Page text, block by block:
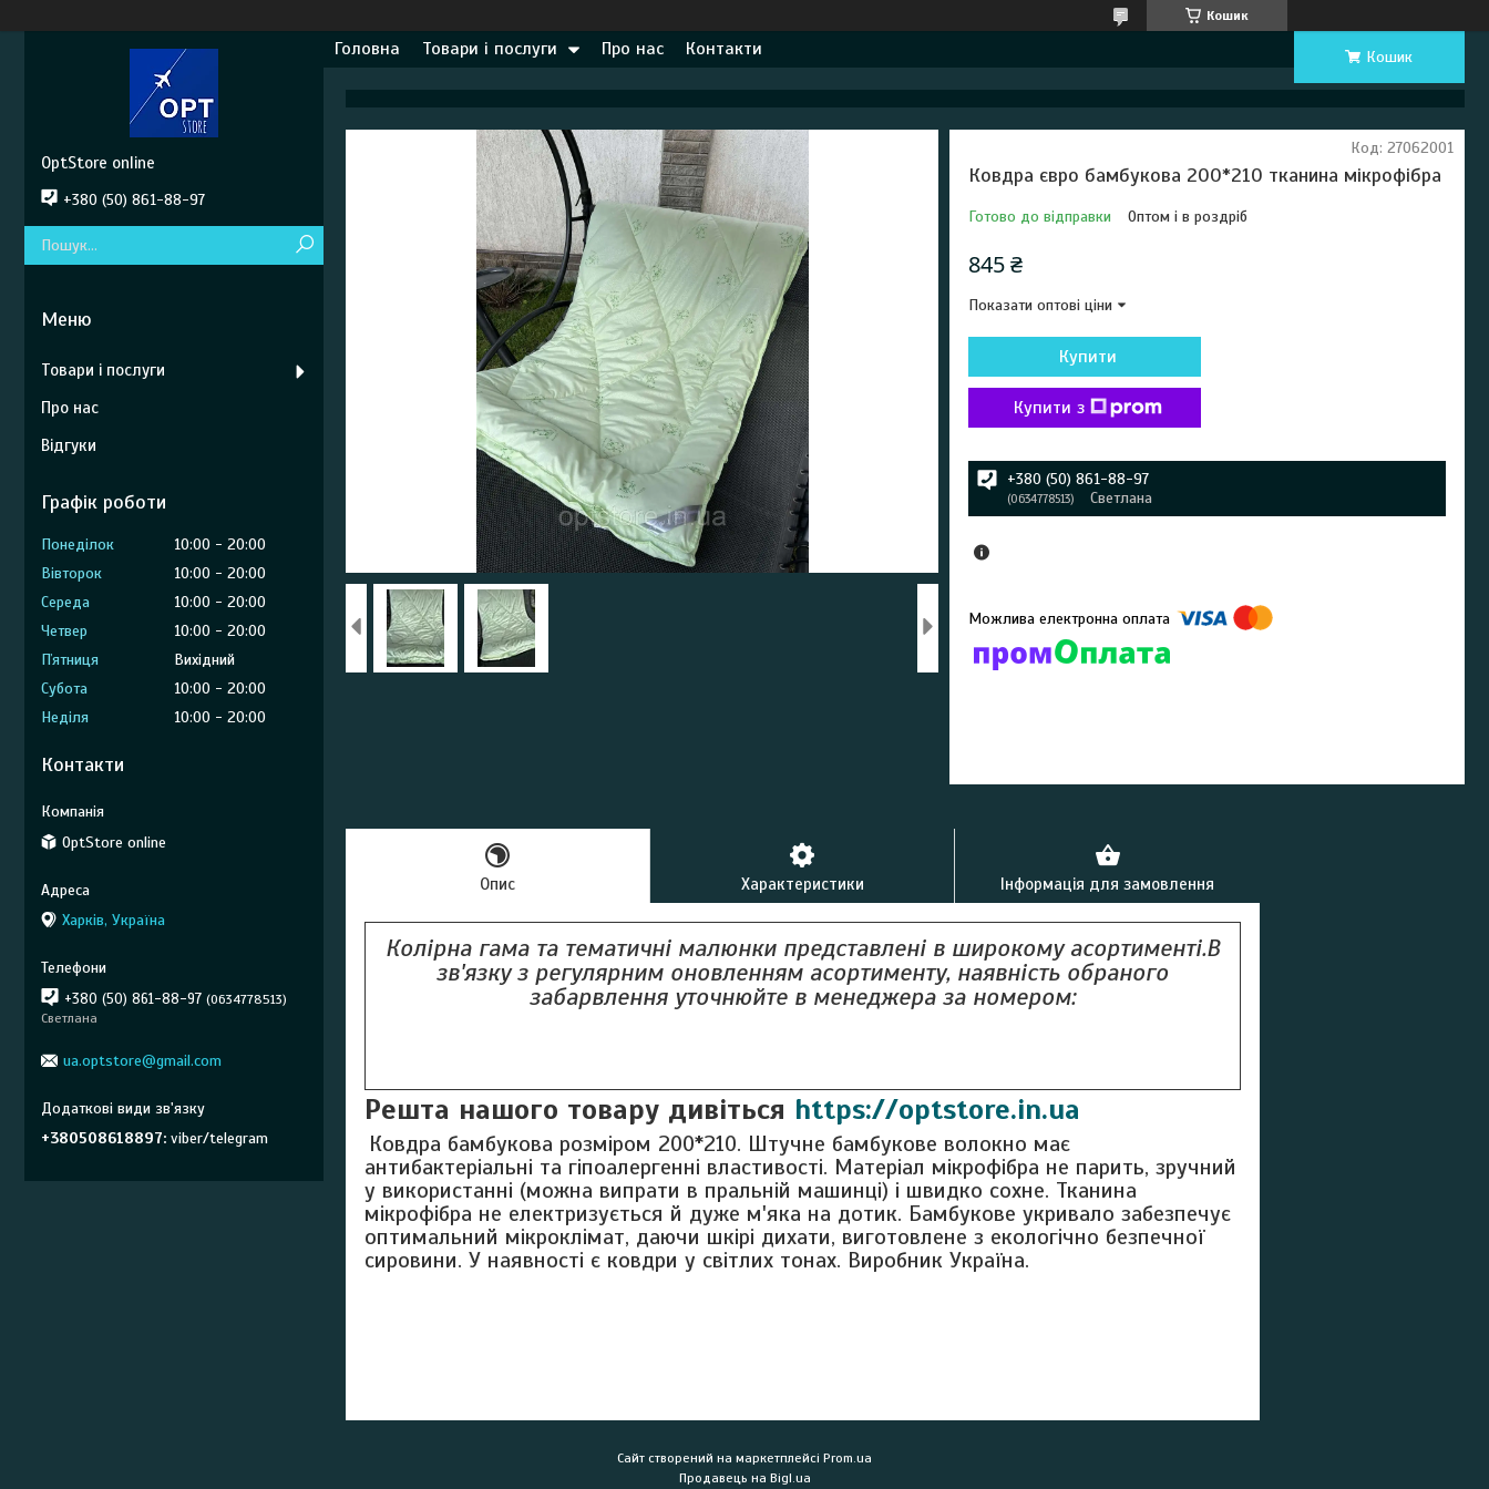
Кошик
Головна Товари і послуги Про нас Контакти Кошик
Ковдра євро бамбукова 200*210 тканина мікрофібра
Готово до відправки Оптом і в роздріб
Код: 27062001
845 ₴
Показати оптові ціни
Купити
Купити з
+380 (50) 861-88-97
0634778513 Светлана
Опис Характеристики Інформація для замовлення
Колірна гама та тематичні малюнки представлені в широкому асортименті.В
зв'язку з регулярним оновленням асортименту, наявність обраного
забарвлення уточнюйте в менеджера за номером:
Решта нашого товару дивіться https://optstore.in.ua
Ковдра бамбукова розміром 200*210. Штучне бамбукове волокно має
антибактеріальні та гіпоалергенні властивості. Матеріал мікрофібра не парить, зручний
у використанні (можна випрати в пральній машинці) і швидко сохне. Тканина
мікрофібра не електризується й дуже м'яка на дотик. Бамбукове укривало забезпечує
оптимальний мікроклімат, даючи шкірі дихати, виготовлене з екологічно безпечної
сировини. У наявності є ковдри у світлих тонах. Виробник Україна.
OptStore online
+380 (50) 861-88-97
Товари і послуги
Про нас
Відгуки
Графік роботи
Понеділок 10:00
20:00
Вівторок
10:00
20:00
Середа
10:00
20:00
Четвер
10:00
20:00
Пʼятниця
Вихідний
Субота
10:00
20:00
Неділя
10:00 20:00
Контакти
OptStore online
Харків, Україна
+380 (50) 861-88-97 0634778513
Светлана
ua.optstore@gmail.com
+380508618897 viber/telegram
Сайт створений на маркетплейсі Prom.ua
Продавець на Bigl.ua